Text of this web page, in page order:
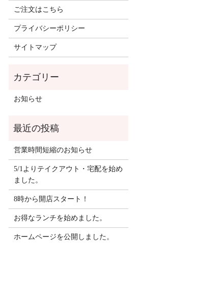
ご注文はこちら
プライバシーポリシー
サイトマップ
お知らせ
営業時間短縮のお知らせ
5/1よりテイクアウト・宅配を始め
ました。
8時から開店スタート！
お得なランチを始めました。
ホームページを公開しました。